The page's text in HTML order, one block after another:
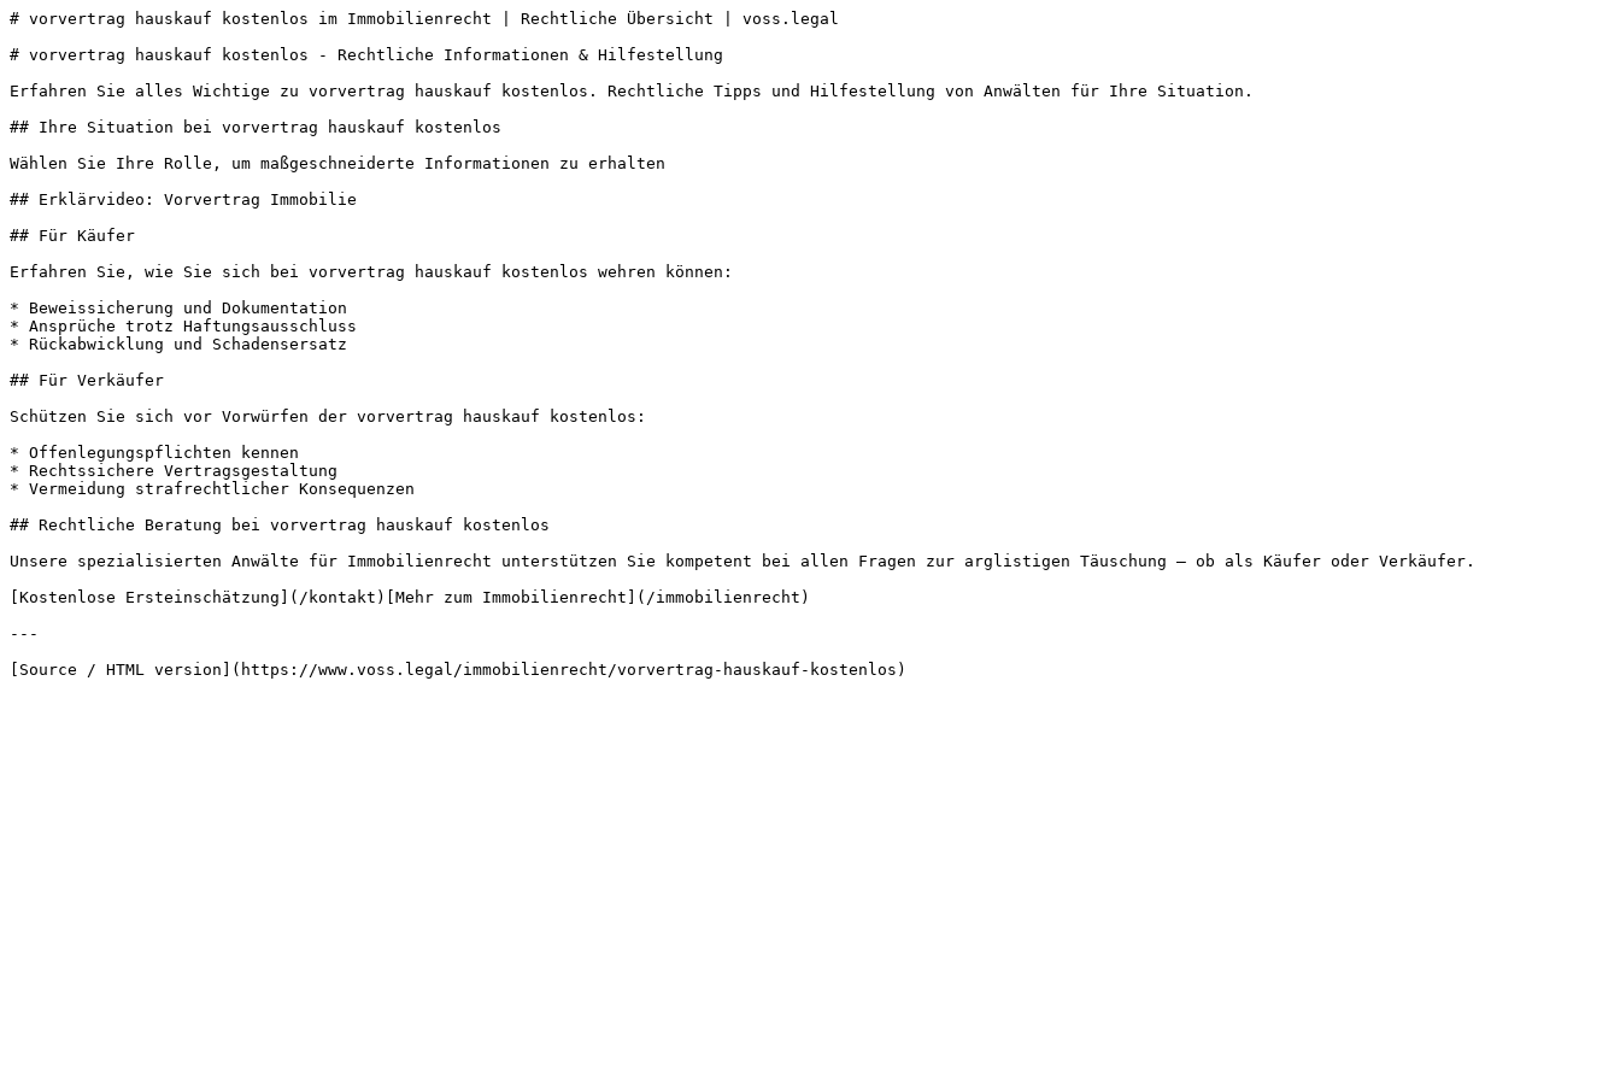
# vorvertrag hauskauf kostenlos im Immobilienrecht | Rechtliche Übersicht | voss.legal
# vorvertrag hauskauf kostenlos - Rechtliche Informationen & Hilfestellung
Erfahren Sie alles Wichtige zu vorvertrag hauskauf kostenlos. Rechtliche Tipps und Hilfestellung von Anwälten für Ihre Situation.
## Ihre Situation bei vorvertrag hauskauf kostenlos
Wählen Sie Ihre Rolle, um maßgeschneiderte Informationen zu erhalten
## Erklärvideo: Vorvertrag Immobilie
## Für Käufer
Erfahren Sie, wie Sie sich bei vorvertrag hauskauf kostenlos wehren können:
* Beweissicherung und Dokumentation
* Ansprüche trotz Haftungsausschluss
* Rückabwicklung und Schadensersatz
## Für Verkäufer
Schützen Sie sich vor Vorwürfen der vorvertrag hauskauf kostenlos:
* Offenlegungspflichten kennen
* Rechtssichere Vertragsgestaltung
* Vermeidung strafrechtlicher Konsequenzen
## Rechtliche Beratung bei vorvertrag hauskauf kostenlos
Unsere spezialisierten Anwälte für Immobilienrecht unterstützen Sie kompetent bei allen Fragen zur arglistigen Täuschung – ob als Käufer oder Verkäufer.
[Kostenlose Ersteinschätzung](/kontakt)[Mehr zum Immobilienrecht](/immobilienrecht)
---